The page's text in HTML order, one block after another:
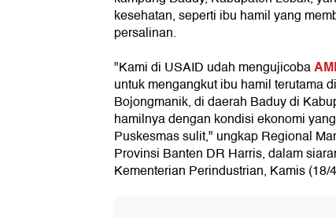
kesehatan, seperti ibu hamil yang
persalinan.
"Kami di USAID udah mengujicoba
untuk mengangkut ibu hamil terutama
Bojongmanik, di daerah Baduy di
hamilnya dengan kondisi ekonomi
Puskesmas sulit," ungkap Regional
Provinsi Banten DR Harris, dalam
Kementerian Perindustrian, Kamis (18/